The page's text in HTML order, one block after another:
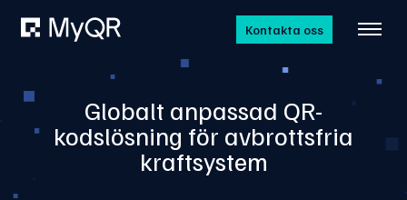
Kontakta oss
Globalt anpassad QR-
kodslösning för avbrottsfria
kraftsystem